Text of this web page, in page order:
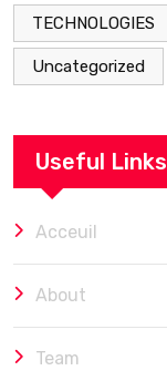
TECHNOLOGIES
Uncategorized
Useful Links
Acceuil
About
Team